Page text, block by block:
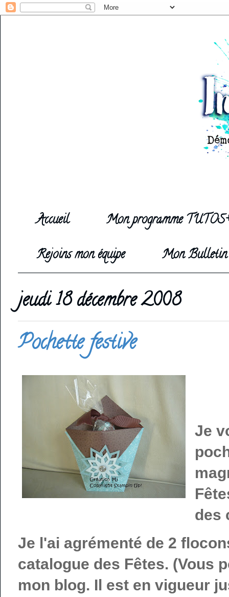
Accueil
Mon programme
Rejoins mon équipe
Mon
jeudi 18 décembre 2008
Pochette festive
Je
des
Je l'ai agrémenté de 2
catalogue des Fêtes. (Vous
mon blog. Il est en vigueur